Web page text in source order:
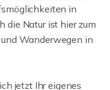
in
die Natur ist hier zum
Wanderwegen in
jetzt Ihr eigenes